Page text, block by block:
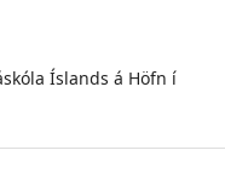
Íslands á Höfn í